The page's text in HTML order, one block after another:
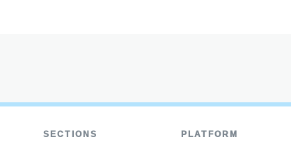
SECTIONS PLATFORM